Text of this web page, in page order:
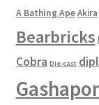
A Bathing Ape Akira
Bearbricks
Cobra Die-cast